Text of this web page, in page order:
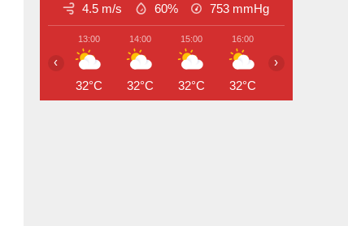
4.5 m/s
60% 753 mmHg
13:00
32°C
14:00
32°C
15:00
32°C
16:00
32°C
‹ ›